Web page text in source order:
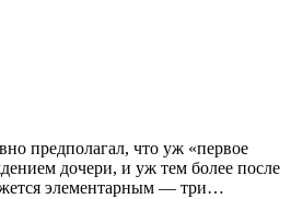
предполагал, что уж «первое
дочери, и уж тем более после
элементарным — три…